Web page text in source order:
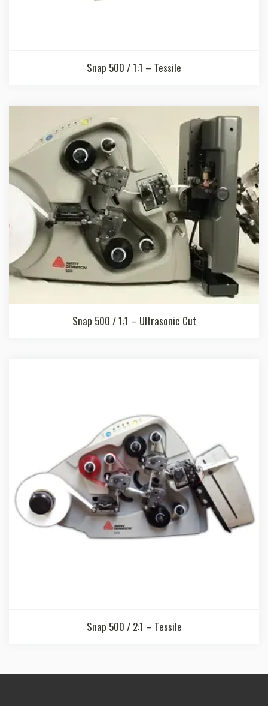
Snap 500 / 1:1 – Tessile
Snap 500 / 1:1 – Ultrasonic Cut
Snap 500 / 2:1 – Tessile